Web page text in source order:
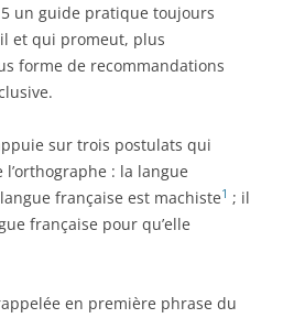
un guide pratique toujours
et qui promeut, plus
forme de recommandations
sur trois postulats qui
: la langue
française est machiste1 ; il
française pour qu’elle
en première phrase du